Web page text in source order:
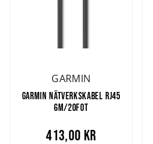
GARMIN
GARMIN NÄTVERKSKABEL RJ45
6M/20FOT
413,00 kr